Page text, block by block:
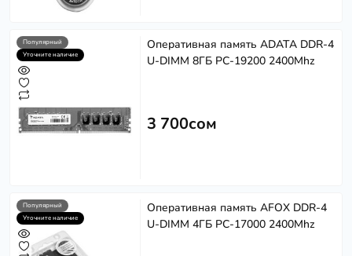
Популярный
Уточните наличие
Оперативная память ADATA DDR-4
U-DIMM 8ГБ PC-19200 2400Mhz
3 700сом
Популярный
Уточните наличие
Оперативная память AFOX DDR-4
U-DIMM 4ГБ PC-17000 2400Mhz